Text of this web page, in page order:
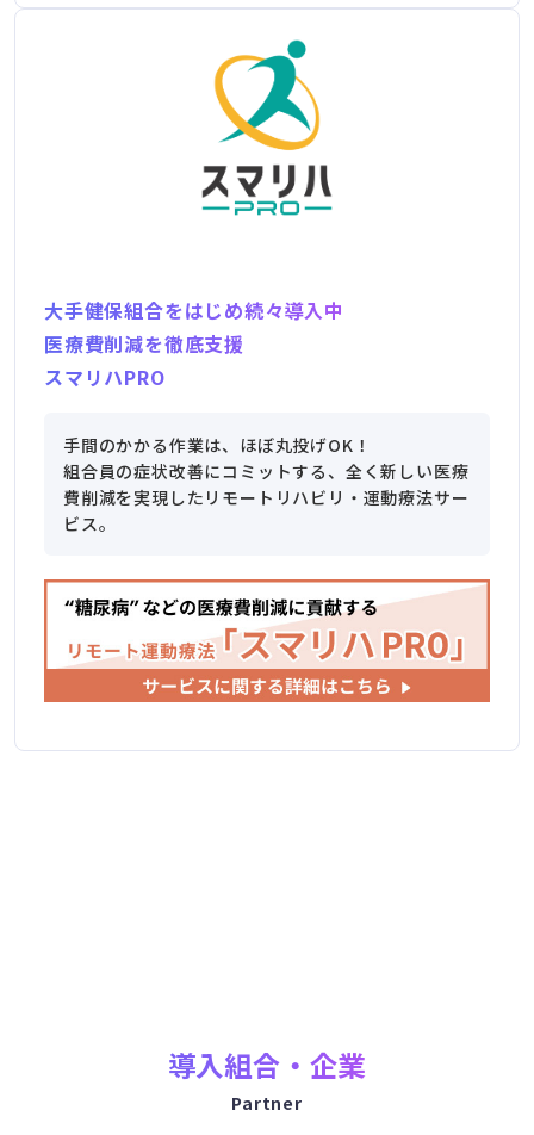
大手健保組合をはじめ続々導入中
医療費削減を徹底支援
スマリハPRO
手間のかかる作業は、ほぼ丸投げOK！
組合員の症状改善にコミットする、全く新しい医療
費削減を実現したリモートリハビリ・運動療法サー
ビス。
導入組合・企業
Partner